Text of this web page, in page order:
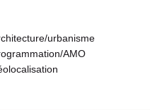
urbanisme
AMO